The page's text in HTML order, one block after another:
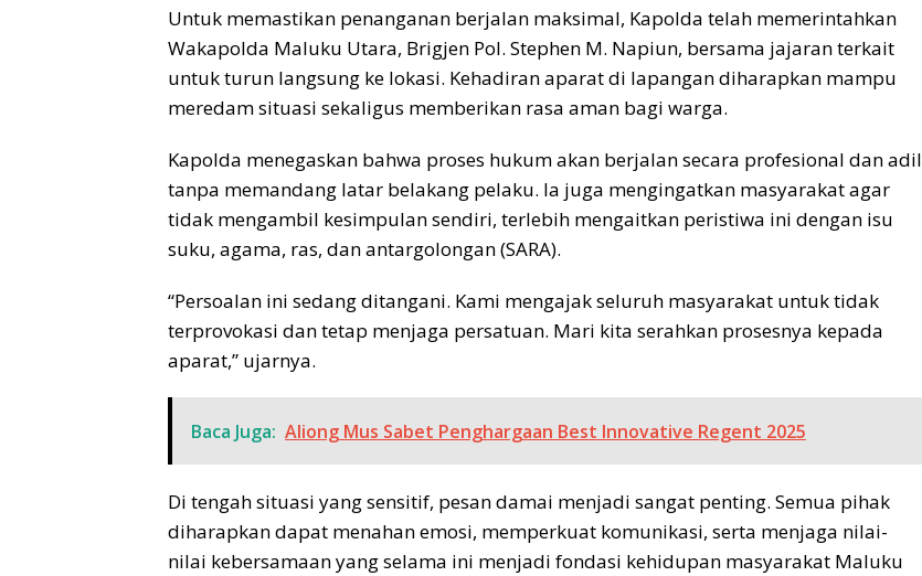
Untuk memastikan penanganan berjalan maksimal, Kapolda telah memerintahkan
Wakapolda Maluku Utara, Brigjen Pol. Stephen M. Napiun, bersama jajaran terkait
untuk turun langsung ke lokasi. Kehadiran aparat di lapangan diharapkan mampu
meredam situasi sekaligus memberikan rasa aman bagi warga.
Kapolda menegaskan bahwa proses hukum akan berjalan secara profesional dan adil
tanpa memandang latar belakang pelaku. Ia juga mengingatkan masyarakat agar
tidak mengambil kesimpulan sendiri, terlebih mengaitkan peristiwa ini dengan isu
suku, agama, ras, dan antargolongan (SARA).
“Persoalan ini sedang ditangani. Kami mengajak seluruh masyarakat untuk tidak
terprovokasi dan tetap menjaga persatuan. Mari kita serahkan prosesnya kepada
aparat,” ujarnya.
Baca Juga: Aliong Mus Sabet Penghargaan Best Innovative Regent 2025
Di tengah situasi yang sensitif, pesan damai menjadi sangat penting. Semua pihak
diharapkan dapat menahan emosi, memperkuat komunikasi, serta menjaga nilai-
nilai kebersamaan yang selama ini menjadi fondasi kehidupan masyarakat Maluku